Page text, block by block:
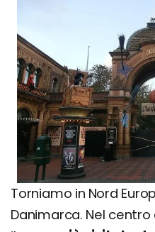
Torniamo in Nord
Danimarca. Nel